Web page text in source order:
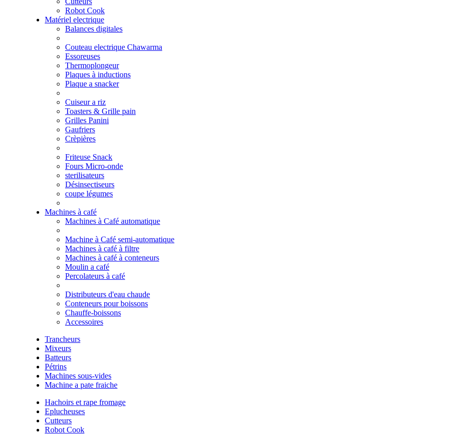
Robot Cook
Matériel electrique
Balances digitales
Couteau electrique Chawarma
Essoreuses
Thermoplongeur
Plaques à inductions
Plaque a snacker
Cuiseur a riz
Toasters & Grille pain
Grilles Panini
Gaufriers
Crèpières
Friteuse Snack
Fours Micro-onde
sterilisateurs
Désinsectiseurs
coupe légumes
Machines à café
Machines à Café automatique
Machine à Café semi-automatique
Machines à café à filtre
Machines à café à conteneurs
Moulin a café
Percolateurs à café
Distributeurs d'eau chaude
Conteneurs pour boissons
Chauffe-boissons
Accessoires
Trancheurs
Mixeurs
Batteurs
Pétrins
Machines sous-vides
Machine a pate fraiche
Hachoirs et rape fromage
Eplucheuses
Cutteurs
Robot Cook